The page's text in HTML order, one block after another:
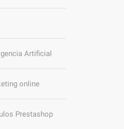
Artificial
online
Prestashop